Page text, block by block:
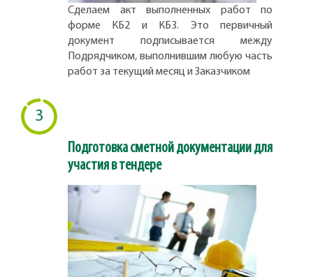
Сделаем акт выполненных работ по
форме КБ2 и КБ3. Это первичный
документ подписывается между
Подрядчиком, выполнившим любую часть
работ за текущий месяц и Заказчиком
3
Подготовка сметной документации для
участия в тендере